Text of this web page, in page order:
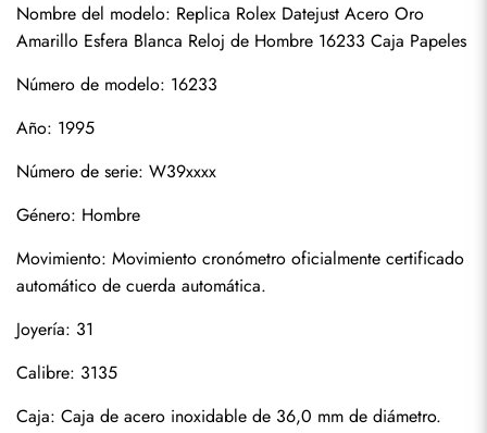
Nombre del modelo: Replica Rolex Datejust Acero Oro
Amarillo Esfera Blanca Reloj de Hombre 16233 Caja Papeles
Número de modelo: 16233
Año: 1995
Número de serie: W39xxxx
Género: Hombre
Movimiento: Movimiento cronómetro oficialmente certificado
automático de cuerda automática.
Joyería: 31
Calibre: 3135
Caja: Caja de acero inoxidable de 36,0 mm de diámetro.